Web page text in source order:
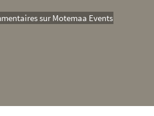
sur Motemaa Events